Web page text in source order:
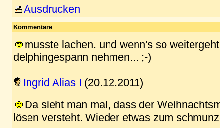
Ausdrucken
Kommentare
musste lachen. und wenn's so
delphingespann nehmen... ;-)
Ingrid Alias I (20.12.2011)
Da sieht man mal, dass der
lösen versteht. Wieder etwas zum